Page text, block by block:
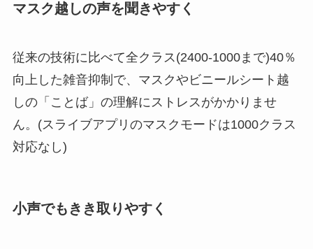
マスク越しの声を聞きやすく
従来の技術に比べて全クラス(2400-1000まで)40％
向上した雑音抑制で、マスクやビニールシート越
しの「ことば」の理解にストレスがかかりませ
ん。(スライブアプリのマスクモードは1000クラス
対応なし)
小声でもきき取りやすく